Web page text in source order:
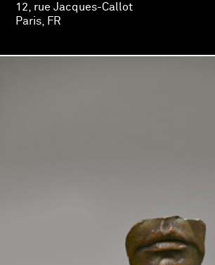
12, rue Jacques-Callot
Paris, FR